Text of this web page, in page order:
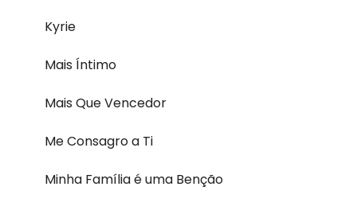
Kyrie
Mais Íntimo
Mais Que Vencedor
Me Consagro a Ti
Minha Família é uma Benção